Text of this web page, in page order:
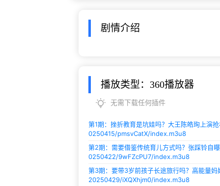
剧情介绍
播放类型：360播放器
无需下载任何插件
第1期：挫折教育是坑娃吗？大王陈皓珣上演
0250415/pmsvCatX/index.m3u8
第2期：需要借鉴传统育儿方式吗？张踩铃自
0250422/9wFZcPU7/index.m3u8
第3期：要带3岁前孩子长途旅行吗？高能量妈
20250429/iXQXhjm0/index.m3u8